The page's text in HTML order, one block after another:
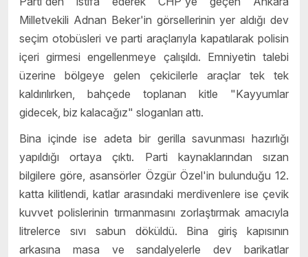
Milletvekili Adnan Beker'in görsellerinin yer aldığı dev
seçim otobüsleri ve parti araçlarıyla kapatılarak polisin
içeri girmesi engellenmeye çalışıldı. Emniyetin talebi
üzerine bölgeye gelen çekicilerle araçlar tek tek
kaldırılırken, bahçede toplanan kitle "Kayyumlar
gidecek, biz kalacağız" sloganları attı.
Bina içinde ise adeta bir gerilla savunması hazırlığı
yapıldığı ortaya çıktı. Parti kaynaklarından sızan
bilgilere göre, asansörler Özgür Özel'in bulunduğu 12.
katta kilitlendi, katlar arasındaki merdivenlere ise çevik
kuvvet polislerinin tırmanmasını zorlaştırmak amacıyla
litrelerce sıvı sabun döküldü. Bina giriş kapısının
arkasına masa ve sandalyelerle dev barikatlar